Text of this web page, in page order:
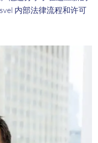
内部法律流程和许可